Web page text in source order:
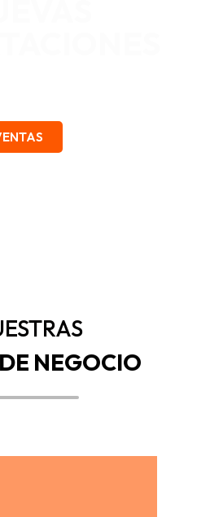
NEGOCIO